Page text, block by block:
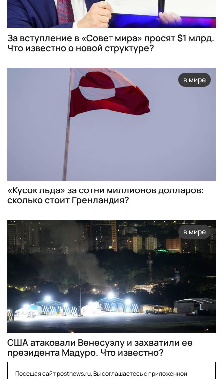
За вступление в «Совет мира» просят $1 млрд.
Что известно о новой структуре?
в мире
«Кусок льда» за сотни миллионов долларов:
сколько стоит Гренландия?
в мире
США атаковали Венесуэлу и захватили ее
президента Мадуро. Что известно?
Посещая сайт postnews.ru, Вы соглашаетесь с приложенной